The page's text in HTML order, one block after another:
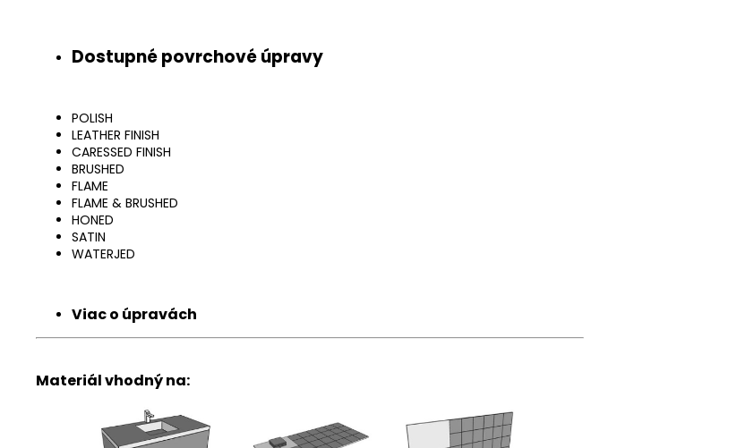
Dostupné povrchové úpravy
POLISH
LEATHER FINISH
CARESSED FINISH
BRUSHED
FLAME
FLAME & BRUSHED
HONED
SATIN
WATERJED
Viac o úpravách
Materiál vhodný na: